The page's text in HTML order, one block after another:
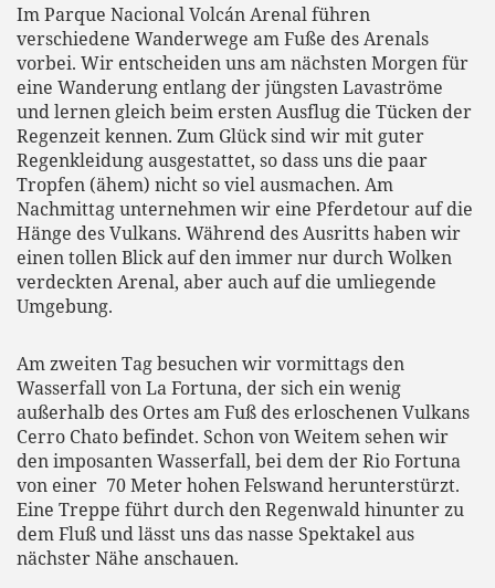
Im Parque Nacional Volcán Arenal führen
verschiedene Wanderwege am Fuße des Arenals
vorbei. Wir entscheiden uns am nächsten Morgen für
eine Wanderung entlang der jüngsten Lavaströme
und lernen gleich beim ersten Ausflug die Tücken der
Regenzeit kennen. Zum Glück sind wir mit guter
Regenkleidung ausgestattet, so dass uns die paar
Tropfen (ähem) nicht so viel ausmachen. Am
Nachmittag unternehmen wir eine Pferdetour auf die
Hänge des Vulkans. Während des Ausritts haben wir
einen tollen Blick auf den immer nur durch Wolken
verdeckten Arenal, aber auch auf die umliegende
Umgebung.
Am zweiten Tag besuchen wir vormittags den
Wasserfall von La Fortuna, der sich ein wenig
außerhalb des Ortes am Fuß des erloschenen Vulkans
Cerro Chato befindet. Schon von Weitem sehen wir
den imposanten Wasserfall, bei dem der Rio Fortuna
von einer 70 Meter hohen Felswand herunterstürzt.
Eine Treppe führt durch den Regenwald hinunter zu
dem Fluß und lässt uns das nasse Spektakel aus
nächster Nähe anschauen.